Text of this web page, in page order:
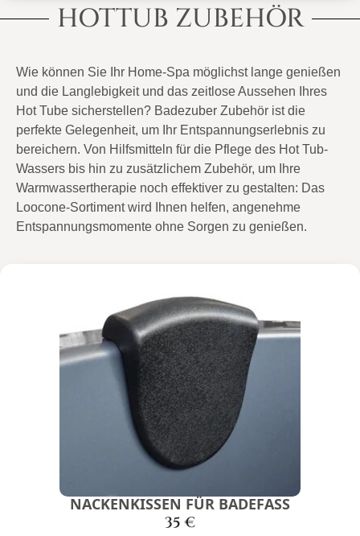
HOTTUB ZUBEHÖR
Wie können Sie Ihr Home-Spa möglichst lange genießen
und die Langlebigkeit und das zeitlose Aussehen Ihres
Hot Tube sicherstellen? Badezuber Zubehör ist die
perfekte Gelegenheit, um Ihr Entspannungserlebnis zu
bereichern. Von Hilfsmitteln für die Pflege des Hot Tub-
Wassers bis hin zu zusätzlichem Zubehör, um Ihre
Warmwassertherapie noch effektiver zu gestalten: Das
Loocone-Sortiment wird Ihnen helfen, angenehme
Entspannungsmomente ohne Sorgen zu genießen.
NACKENKISSEN FÜR BADEFASS
35€